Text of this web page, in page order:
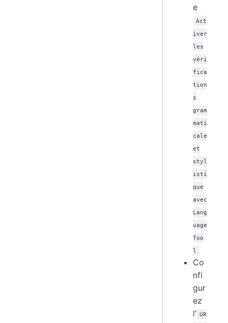
e
Act
iver
les
véri
fica
tion
s
gram
mati
cale
et
styl
isti
que
avec
Lang
uage
Too
l
Co
nfi
gur
ez
l’ UR